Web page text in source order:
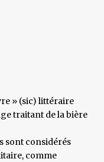
» (sic) littéraire
traitant de la bière
sont considérés
comme